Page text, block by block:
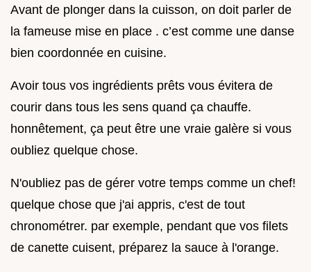
Avant de plonger dans la cuisson, on doit parler de
la fameuse mise en place . c’est comme une danse
bien coordonnée en cuisine.
Avoir tous vos ingrédients prêts vous évitera de
courir dans tous les sens quand ça chauffe.
honnêtement, ça peut être une vraie galère si vous
oubliez quelque chose.
N'oubliez pas de gérer votre temps comme un chef!
quelque chose que j'ai appris, c'est de tout
chronométrer. par exemple, pendant que vos filets
de canette cuisent, préparez la sauce à l'orange.